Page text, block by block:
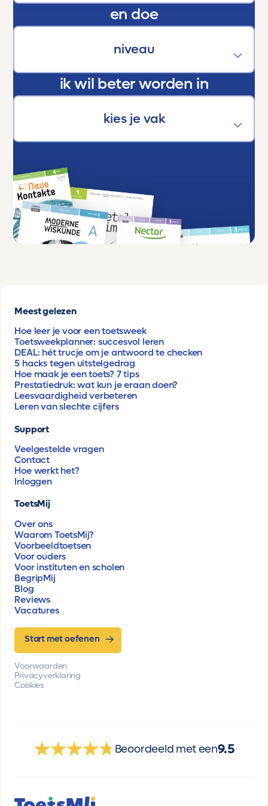
En als trotse ouder kan ik maar één ding
en doe
ik wil beter worden in
Meest gelezen
Hoe leer je voor een toetsweek
Toetsweekplanner: succesvol leren
DEAL: hét trucje om je antwoord te checken
5 hacks tegen uitstelgedrag
Hoe maak je een toets? 7 tips
Prestatiedruk: wat kun je eraan doen?
Leesvaardigheid verbeteren
Leren van slechte cijfers
Support
Veelgestelde vragen
Contact
Hoe werkt het?
Inloggen
ToetsMij
Over ons
Waarom ToetsMij?
Voorbeeldtoetsen
Voor ouders
Voor instituten en scholen
BegripMij
Blog
Reviews
Vacatures
Start met oefenen
Voorwaarden
Privacyverklaring
Cookies
Beoordeeld met een9.5